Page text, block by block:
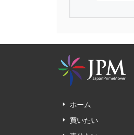
ホーム
買いたい